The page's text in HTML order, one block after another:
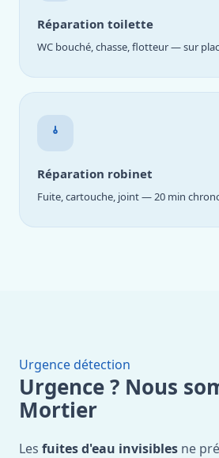
Réparation toilette
WC bouché, chasse, flotteur — sur
Réparation robinet
Fuite, cartouche, joint — 20 min
Urgence détection
Urgence ? Nous
Mortier
Les fuites d'eau invisibles ne